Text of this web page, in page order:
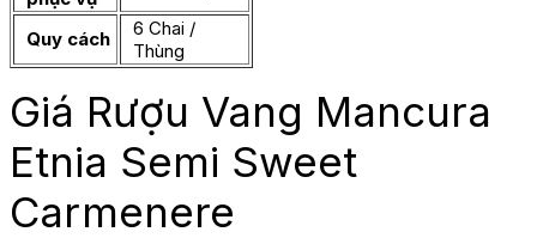
Quy cách
6 Chai /
Thùng
Giá Rượu Vang Mancura
Etnia Semi Sweet
Carmenere